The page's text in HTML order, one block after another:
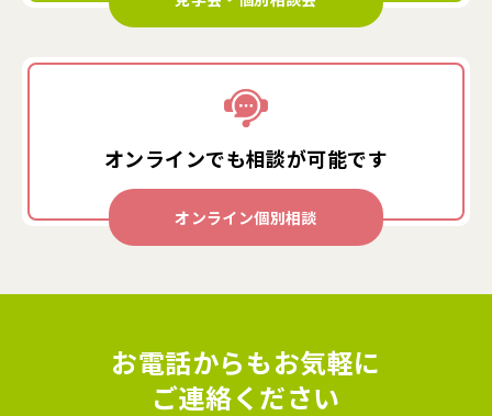
オンラインでも相談が可能です
オンライン個別相談
お電話からもお気軽に
ご連絡ください